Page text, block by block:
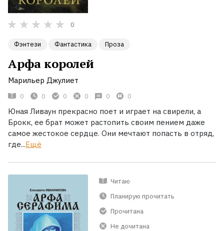
0
Фэнтези Фантастика Проза
Арфа королей
Марильер Джулиет
0 0 0 0 0 0
Юная Ливаун прекрасно поет и играет на свирели, а
Брокк, ее брат может растопить своим пением даже
самое жестокое сердце. Они мечтают попасть в отряд,
где...Ещё
Читаю
Планирую прочитать
Прочитана
Не дочитана